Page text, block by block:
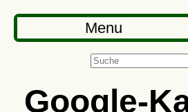
Menu
Google-